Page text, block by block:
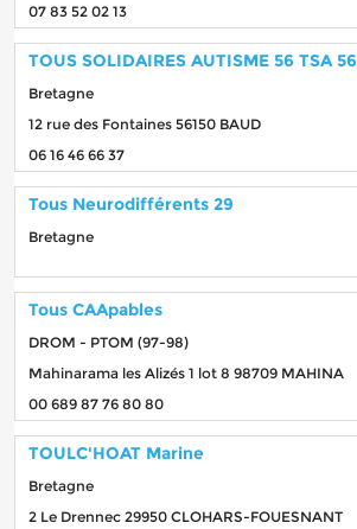
07 83 52 02 13
TOUS SOLIDAIRES AUTISME 56 TSA 56
Bretagne
12 rue des Fontaines 56150 BAUD
06 16 46 66 37
Tous Neurodifférents 29
Bretagne
Tous CAApables
DROM - PTOM (97-98)
Mahinarama les Alizés 1 lot 8 98709 MAHINA
00 689 87 76 80 80
TOULC'HOAT Marine
Bretagne
2 Le Drennec 29950 CLOHARS-FOUESNANT